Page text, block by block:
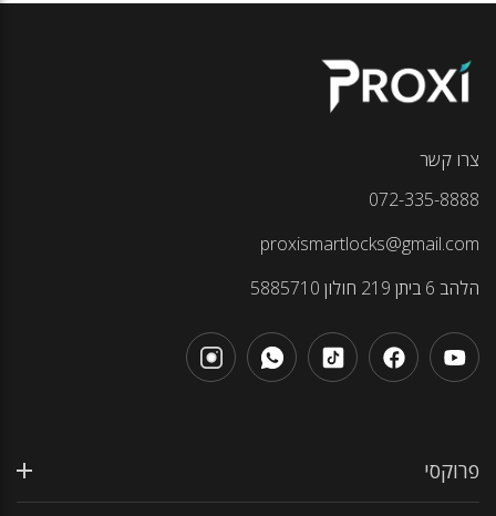
צרו קשר
072-335-8888
proxismartlocks@gmail.com
הלהב 6 ביתן 219 חולון 5885710
פרוקסי